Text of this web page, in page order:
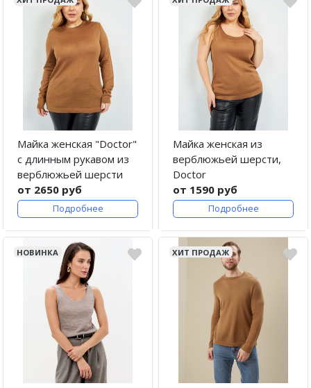
Майка женская "Doctor"
с длинным рукавом из
верблюжьей шерсти
от 2650 руб
Подробнее
Майка женская из
верблюжьей шерсти,
Doctor
от 1590 руб
Подробнее
НОВИНКА ХИТ ПРОДАЖ